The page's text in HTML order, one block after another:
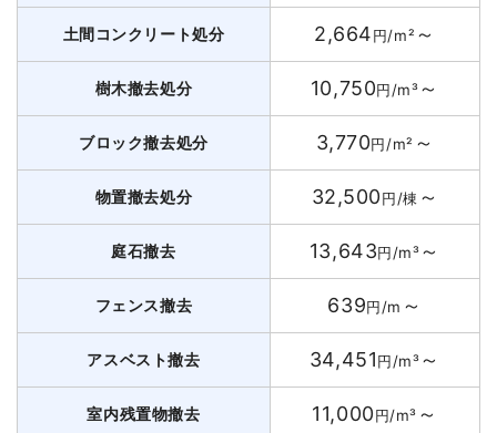
土間コンクリート処分 2,664円/m² ～
樹木撤去処分 10,750円/m³～
ブロック撤去処分 3,770円/m² ～
物置撤去処分 32,500円/棟 ～
庭石撤去 13,643円/m³～
フェンス撤去 639円/m ～
アスベスト撤去 34,451円/m³～
室内残置物撤去 11,000円/m³ ～